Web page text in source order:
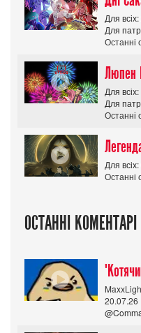
Для
Для
Останні
Для всіх:
Для
Останні
Для
Останні
ОСТАННІ КОМЕНТАРІ
20.07.26